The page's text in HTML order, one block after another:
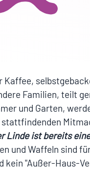
Kaffee,
Familien, teilt
und Garten,
Linde ist bereits
und Waffeln sind
kein "Außer-Haus-